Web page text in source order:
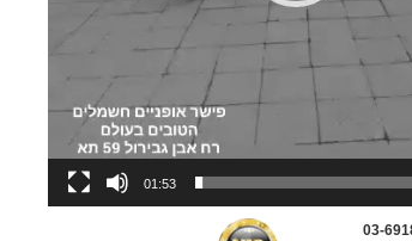
01:53